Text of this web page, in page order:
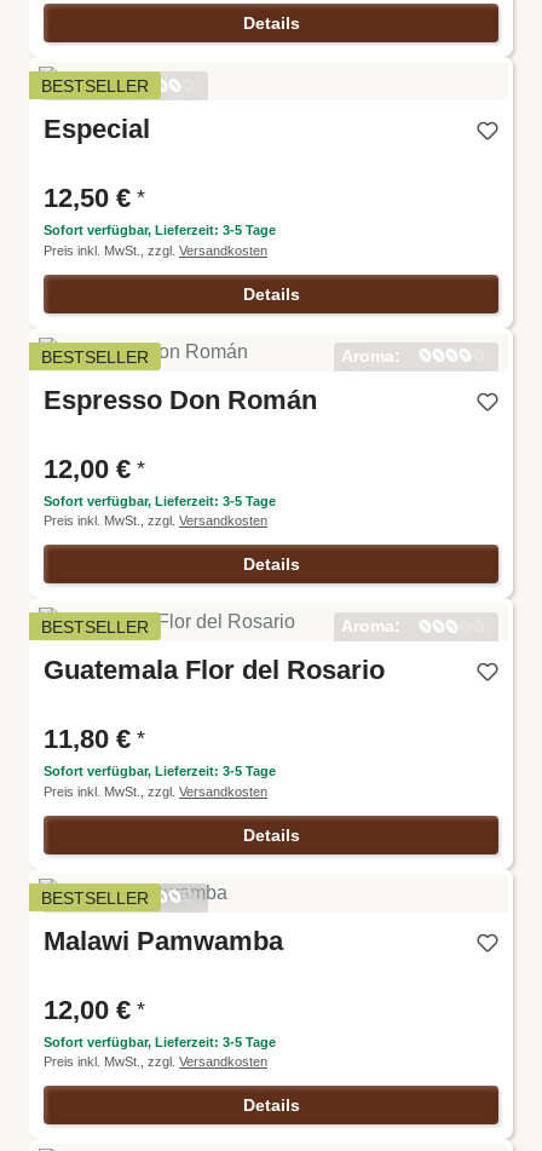
Details
BESTSELLER
Aroma:
Harmoni
e:
Intensitä
Säure:
Especial
12,50 € *
Sofort verfügbar, Lieferzeit: 3-5 Tage
Preis inkl. MwSt., zzgl. Versandkosten
Details
BESTSELLER
Aroma:
Harmoni
Espresso Don Román
12,00 € *
Sofort verfügbar, Lieferzeit: 3-5 Tage
Preis inkl. MwSt., zzgl. Versandkosten
Details
BESTSELLER
Aroma:
Harmoni
e:
Guatemala Flor del Rosario
11,80 € *
Sofort verfügbar, Lieferzeit: 3-5 Tage
Preis inkl. MwSt., zzgl. Versandkosten
Details
BESTSELLER
Aroma:
Harmoni
e:
Intensitä
Säure:
Malawi Pamwamba
12,00 € *
Sofort verfügbar, Lieferzeit: 3-5 Tage
Preis inkl. MwSt., zzgl. Versandkosten
Details